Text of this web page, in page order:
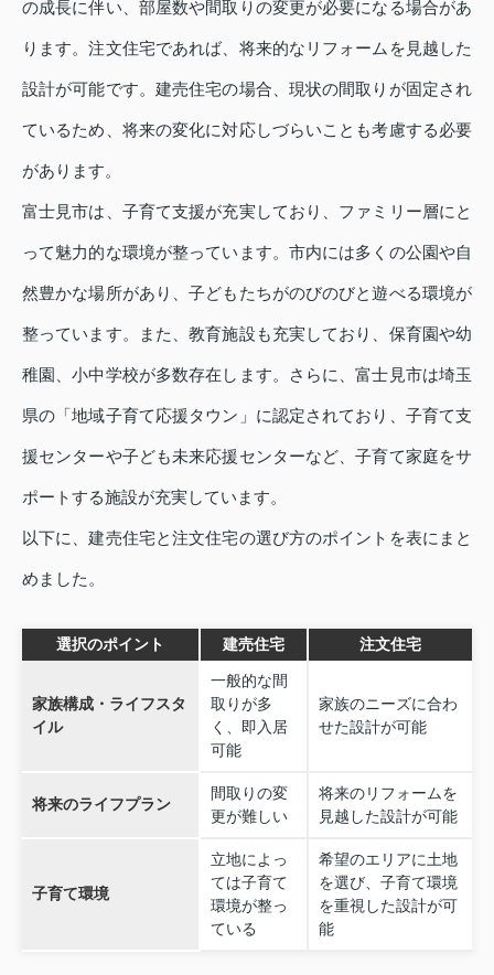
の成長に伴い、部屋数や間取りの変更が必要になる場合があ
ります。注文住宅であれば、将来的なリフォームを見越した
設計が可能です。建売住宅の場合、現状の間取りが固定され
ているため、将来の変化に対応しづらいことも考慮する必要
があります。
富士見市は、子育て支援が充実しており、ファミリー層にと
って魅力的な環境が整っています。市内には多くの公園や自
然豊かな場所があり、子どもたちがのびのびと遊べる環境が
整っています。また、教育施設も充実しており、保育園や幼
稚園、小中学校が多数存在します。さらに、富士見市は埼玉
県の「地域子育て応援タウン」に認定されており、子育て支
援センターや子ども未来応援センターなど、子育て家庭をサ
ポートする施設が充実しています。
以下に、建売住宅と注文住宅の選び方のポイントを表にまと
めました。
選択のポイント 建売住宅 注文住宅
家族構成・ライフスタ
イル
一般的な間
取りが多
く、即入居
可能
家族のニーズに合わ
せた設計が可能
将来のライフプラン
間取りの変
更が難しい
将来のリフォームを
見越した設計が可能
子育て環境
立地によっ
ては子育て
環境が整っ
ている
希望のエリアに土地
を選び、子育て環境
を重視した設計が可
能